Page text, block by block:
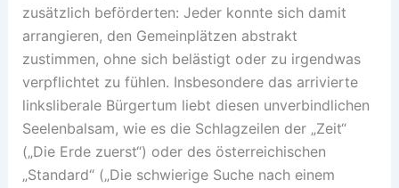
zusätzlich beförderten: Jeder konnte sich damit
arrangieren, den Gemeinplätzen abstrakt
zustimmen, ohne sich belästigt oder zu irgendwas
verpflichtet zu fühlen. Insbesondere das arrivierte
linksliberale Bürgertum liebt diesen unverbindlichen
Seelenbalsam, wie es die Schlagzeilen der „Zeit“
(„Die Erde zuerst“) oder des österreichischen
„Standard“ („Die schwierige Suche nach einem